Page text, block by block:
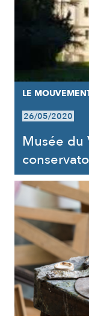
LE
26/05/2020
Musée du